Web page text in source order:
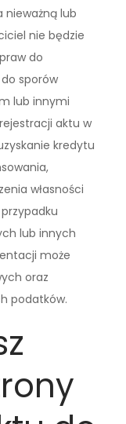
lub
nie będzie
do
sporów
lub innymi
aktu w
kredytu
własności
lub innych
może
oraz
podatków.